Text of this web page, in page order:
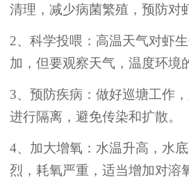
清理，减少病菌繁殖，预防对
2、科学投喂：高温天气对虾
加，但要观察天气，温度环境
3、预防疾病：做好巡塘工作
进行隔离，避免传染和扩散。
4、加大增氧：水温升高，水
烈，耗氧严重，适当增加对溶